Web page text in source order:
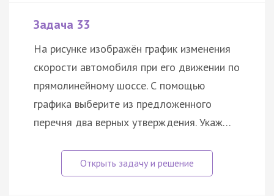
Задача 33
На рисунке изображён график изменения
скорости автомобиля при его движении по
прямолинейному шоссе. С помощью
графика выберите из предложенного
перечня два верных утверждения. Укаж…